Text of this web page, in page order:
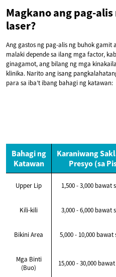
Magkano ang pag-
laser?
Ang gastos ng pag-alis ng buhok
malaki depende sa ilang mga factor,
ginagamot, ang bilang ng mga
klinika. Narito ang isang
para sa iba’t ibang bahagi ng katawan:
Bahagi ng
Katawan
Karaniwang
Presyo (sa
Upper Lip 1,500 - 3,000 bawat
Kili-kili 3,000 - 6,000 bawat
Bikini Area 5,000 - 10,000 bawat
Mga Binti
(Buo)
15,000 - 30,000